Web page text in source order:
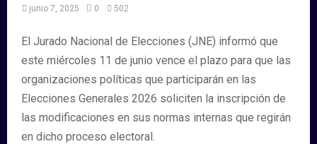
junio 7, 2025 0 502
El Jurado Nacional de Elecciones (JNE) informó que
este miércoles 11 de junio vence el plazo para que las
organizaciones políticas que participarán en las
Elecciones Generales 2026 soliciten la inscripción de
las modificaciones en sus normas internas que regirán
en dicho proceso electoral.